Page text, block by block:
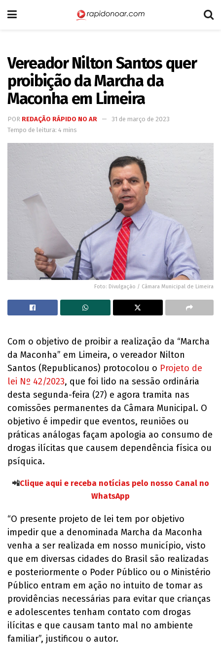
Vereador Nilton Santos quer
proibição da Marcha da
Maconha em Limeira
POR REDAÇÃO RÁPIDO NO AR
31 de março de 2023
Tempo de leitura: 4 mins
Foto: Divulgação / Câmara Municipal de Limeira
Com o objetivo de proibir a realização da “Marcha
da Maconha” em Limeira, o vereador Nilton
Santos (Republicanos) protocolou o Projeto de
lei Nº 42/2023, que foi lido na sessão ordinária
desta segunda-feira (27) e agora tramita nas
comissões permanentes da Câmara Municipal. O
objetivo é impedir que eventos, reuniões ou
práticas análogas façam apologia ao consumo de
drogas ilícitas que causem dependência física ou
psíquica.
📲Clique aqui e receba notícias pelo nosso Canal no
WhatsApp
“O presente projeto de lei tem por objetivo
impedir que a denominada Marcha da Maconha
venha a ser realizada em nosso município, visto
que em diversas cidades do Brasil são realizadas
e posteriormente o Poder Público ou o Ministério
Público entram em ação no intuito de tomar as
providências necessárias para evitar que crianças
e adolescentes tenham contato com drogas
ilícitas e que causam tanto mal no ambiente
familiar”, justificou o autor.